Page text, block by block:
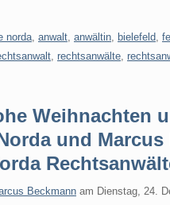
norda, anwalt, anwältin, bielefeld,
, rechtsanwälte,
Weihnachten
und Marcus
Beckmann am Dienstag, 24.